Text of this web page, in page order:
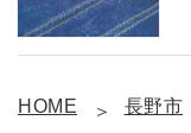
HOME 長野市